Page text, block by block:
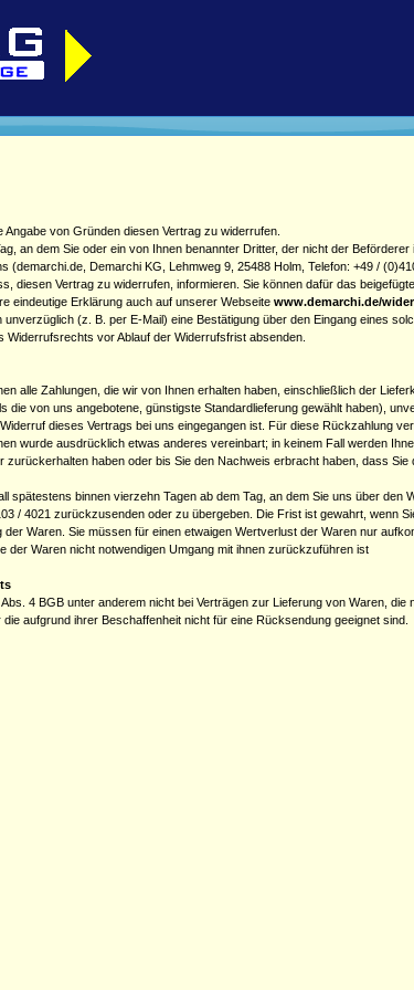
von Gründen diesen Vertrag zu widerrufen.
an dem Sie oder ein von Ihnen benannter Dritter, der nicht der
(demarchi.de, Demarchi KG, Lehmweg 9, 25488 Holm, Telefon: +49 /
diesen Vertrag zu widerrufen, informieren. Sie können dafür das
eindeutige Erklärung auch auf unserer Webseite www.demarchi.de/
(z. B. per E-Mail) eine Bestätigung über den Eingang eines
Widerrufsrechts vor Ablauf der Widerrufsfrist absenden.
alle Zahlungen, die wir von Ihnen erhalten haben, einschließlich der
die von uns angebotene, günstigste Standardlieferung gewählt haben),
dieses Vertrags bei uns eingegangen ist. Für diese Rückzahlung
wurde ausdrücklich etwas anderes vereinbart; in keinem Fall werden
zurückerhalten haben oder bis Sie den Nachweis erbracht haben, dass
spätestens binnen vierzehn Tagen ab dem Tag, an dem Sie uns über
/ 4021 zurückzusenden oder zu übergeben. Die Frist ist gewahrt, wenn
Waren. Sie müssen für einen etwaigen Wertverlust der Waren nur
der Waren nicht notwendigen Umgang mit ihnen zurückzuführen ist
4 BGB unter anderem nicht bei Verträgen zur Lieferung von Waren,
aufgrund ihrer Beschaffenheit nicht für eine Rücksendung geeignet sind.